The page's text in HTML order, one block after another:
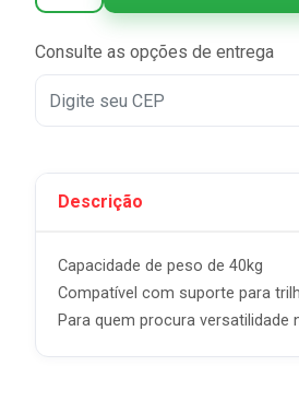
Consulte as opções de entrega
Descrição
Capacidade de peso de 40kg
Compatível com suporte para
Para quem procura versatilidade